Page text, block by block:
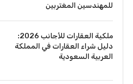
للمهندسين المغتربين
ملكية العقارات للأجانب 2026:
دليل شراء العقارات في المملكة
العربية السعودية